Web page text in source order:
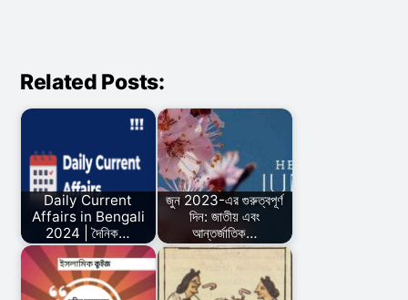
Related Posts:
Daily Current
Affairs in Bengali
2024 | দৈনিক…
জুন 2023-এর গুরুত্বপূর্ণ
দিন: জাতীয় এবং
আন্তর্জাতিক…